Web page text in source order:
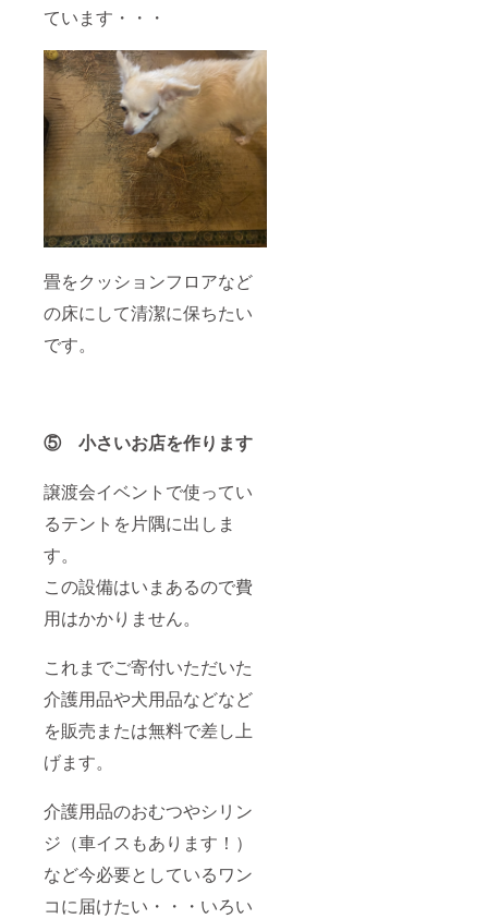
ています・・・
畳をクッションフロアなど
の床にして清潔に保ちたい
です。
⑤ 小さいお店を作ります
譲渡会イベントで使ってい
るテントを片隅に出しま
す。
この設備はいまあるので費
用はかかりません。
これまでご寄付いただいた
介護用品や犬用品などなど
を販売または無料で差し上
げます。
介護用品のおむつやシリン
ジ（車イスもあります！）
など今必要としているワン
コに届けたい・・・いろい